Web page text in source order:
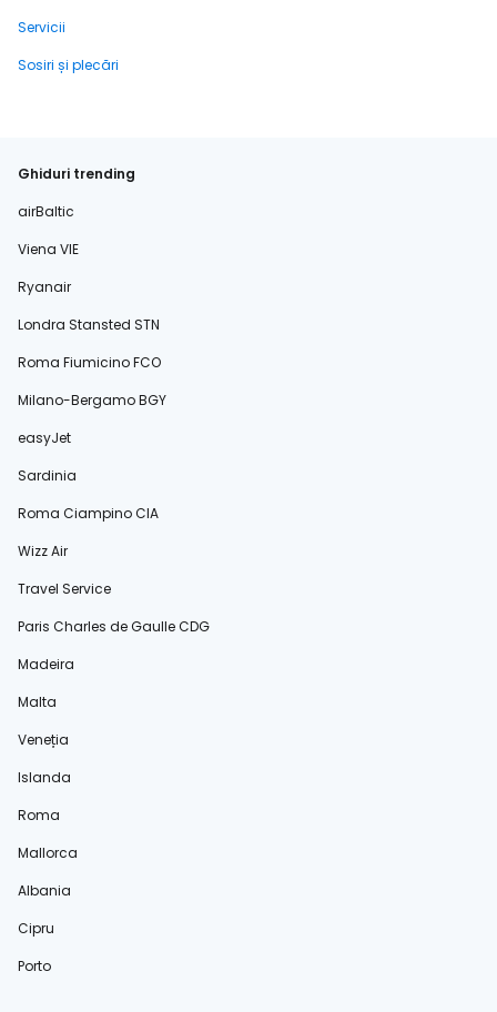
Servicii
Sosiri și plecări
Ghiduri trending
airBaltic
Viena VIE
Ryanair
Londra Stansted STN
Roma Fiumicino FCO
Milano-Bergamo BGY
easyJet
Sardinia
Roma Ciampino CIA
Wizz Air
Travel Service
Paris Charles de Gaulle CDG
Madeira
Malta
Veneția
Islanda
Roma
Mallorca
Albania
Cipru
Porto